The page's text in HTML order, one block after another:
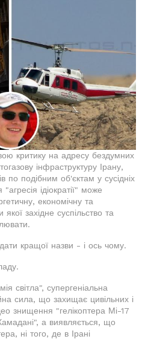
критику на адресу бездумних
інфраструктуру Ірану,
по подібним об'єктам у сусідніх
ідіократії" може
економічну та
західне суспільство та
кращої назви - і ось чому.
світла", супергеніальна
сила, що захищає цивільних і
знищення "гелікоптера Мі-17
а виявляється, що
ні того, де в Ірані